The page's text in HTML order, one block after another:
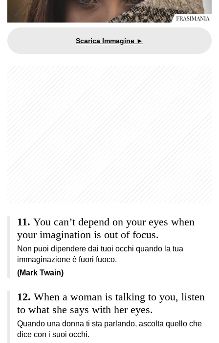
You can’t depend on your eyes when
your imagination is out of focus.
Non puoi dipendere dai tuoi occhi quando la tua
immaginazione è fuori fuoco.
(Mark Twain)
When a woman is talking to you, listen
to what she says with her eyes.
Quando una donna ti sta parlando, ascolta quello che
dice con i suoi occhi.